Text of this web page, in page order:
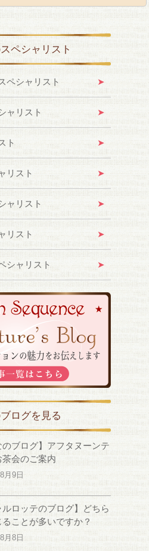
ペシャリスト
ペシャリスト
ャリスト
ト
リスト
ャリスト
リスト
シャリスト
ログを見る
のブログ】アフタヌーンテ
茶会のご案内
月9日
ルロッテのブログ】どちら
ることが多いですか？
月8日